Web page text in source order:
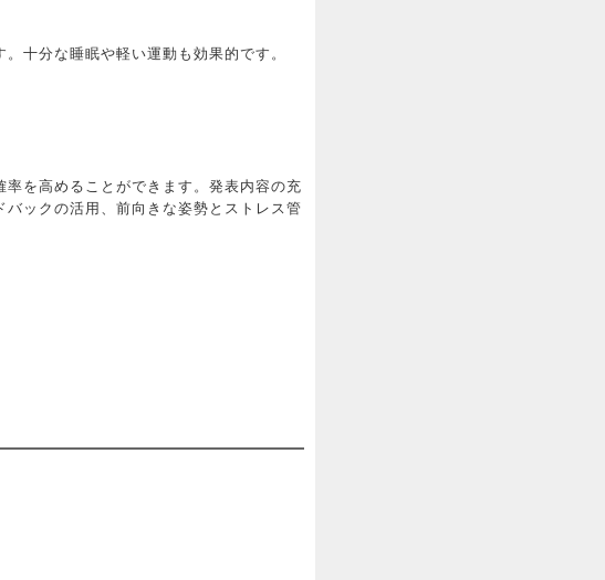
十分な睡眠や軽い運動も効果的です。
を高めることができます。発表内容の充
ックの活用、前向きな姿勢とストレス管